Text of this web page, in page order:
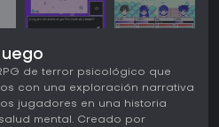
de terror psicológico que
con una exploración narrativa
jugadores en una historia
mental. Creado por